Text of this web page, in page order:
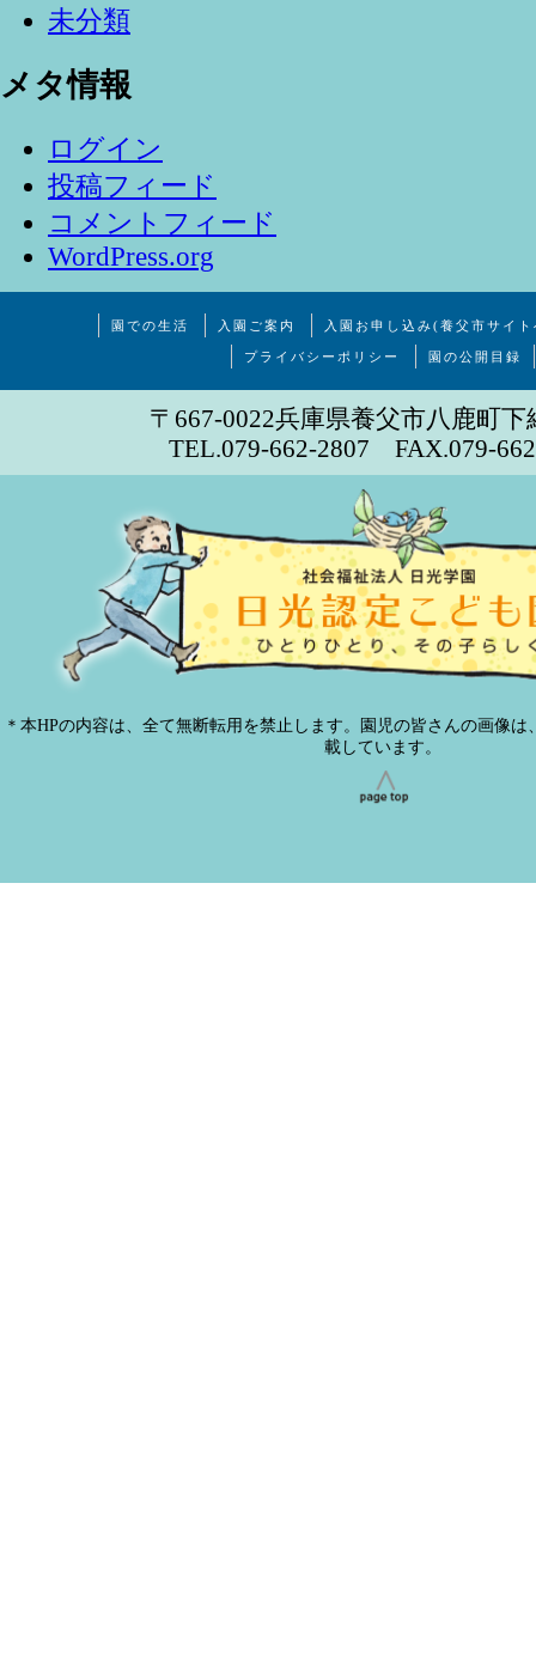
未分類
メタ情報
ログイン
投稿フィード
コメントフィード
WordPress.org
園での生活 入園ご案内 入園お申し込み(養父市サイ
プライバシーポリシー 園の公開目録
〒667-0022兵庫県養父市八鹿町下
TEL.079-662-2807 FAX.079-
＊本HPの内容は、全て無断転用を禁止します。園児の皆さんの画像
載しています。